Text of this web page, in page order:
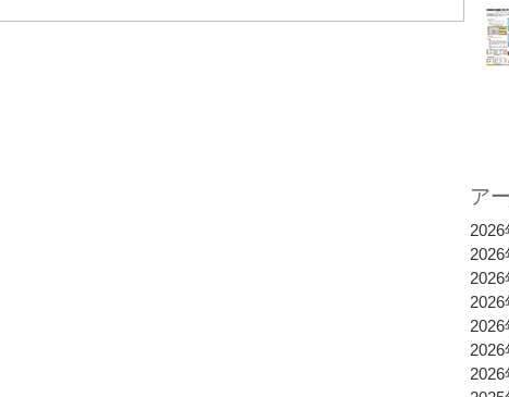
ア
2026
2026
2026
2026
2026
2026
2026